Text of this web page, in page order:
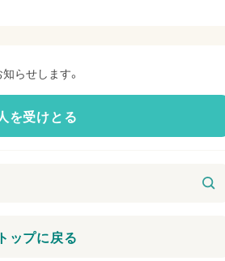
らせします。
を受けとる
ップに戻る